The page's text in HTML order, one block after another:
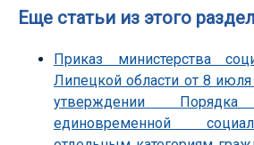
Еще статьи из этого
Приказ министерства
Липецкой области от 8
утверждении Порядка
единовременной